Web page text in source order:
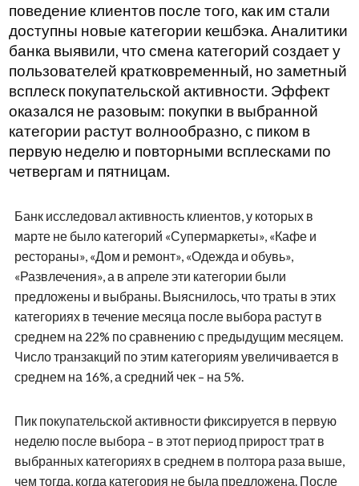
поведение клиентов после того, как им стали
доступны новые категории кешбэка. Аналитики
банка выявили, что смена категорий создает у
пользователей кратковременный, но заметный
всплеск покупательской активности. Эффект
оказался не разовым: покупки в выбранной
категории растут волнообразно, с пиком в
первую неделю и повторными всплесками по
четвергам и пятницам.
Банк исследовал активность клиентов, у которых в
марте не было категорий «Супермаркеты», «Кафе и
рестораны», «Дом и ремонт», «Одежда и обувь»,
«Развлечения», а в апреле эти категории были
предложены и выбраны. Выяснилось, что траты в этих
категориях в течение месяца после выбора растут в
среднем на 22% по сравнению с предыдущим месяцем.
Число транзакций по этим категориям увеличивается в
среднем на 16%, а средний чек – на 5%.
Пик покупательской активности фиксируется в первую
неделю после выбора – в этот период прирост трат в
выбранных категориях в среднем в полтора раза выше,
чем тогда, когда категория не была предложена. После